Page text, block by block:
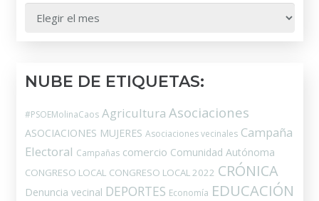
NUBE DE ETIQUETAS:
#PSOEMolinaCaos Agricultura Asociaciones
ASOCIACIONES MUJERES Asociaciones vecinales Campaña
Electoral Campañas comercio Comunidad Autónoma
CONGRESO LOCAL CONGRESO LOCAL 2022 CRÓNICA
Denuncia vecinal DEPORTES Economía EDUCACIÓN